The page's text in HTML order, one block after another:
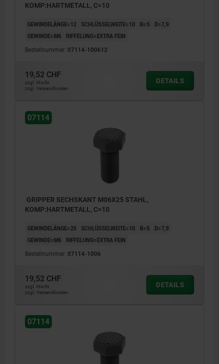
KOMP:HARTMETALL, C=10
GEWINDELÄNGE=12 SCHLÜSSELWEITE=10 B=5
D=7,9
GEWINDE=M6
RIFFELUNG=EXTRA FEIN
Bestellnummer: 07114-100612
19,52 CHF
zzgl. MwSt.
zzgl. Versandkosten
DETAILS
07114
GRIPPER SECHSKANT M06X25 STAHL,
KOMP:HARTMETALL, C=10
GEWINDELÄNGE=25 SCHLÜSSELWEITE=10 B=5
D=7,9
GEWINDE=M6
RIFFELUNG=EXTRA FEIN
Bestellnummer: 07114-1006
19,52 CHF
zzgl. MwSt.
zzgl. Versandkosten
DETAILS
07114